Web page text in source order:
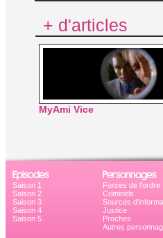
+ d'articles
MyAmi Vice
Episodes
Saison 1
Saison 2
Saison 3
Saison 4
Saison 5
Personnages
Forces de l'ordre
Criminels
Sources
Justice
Proches
Autres